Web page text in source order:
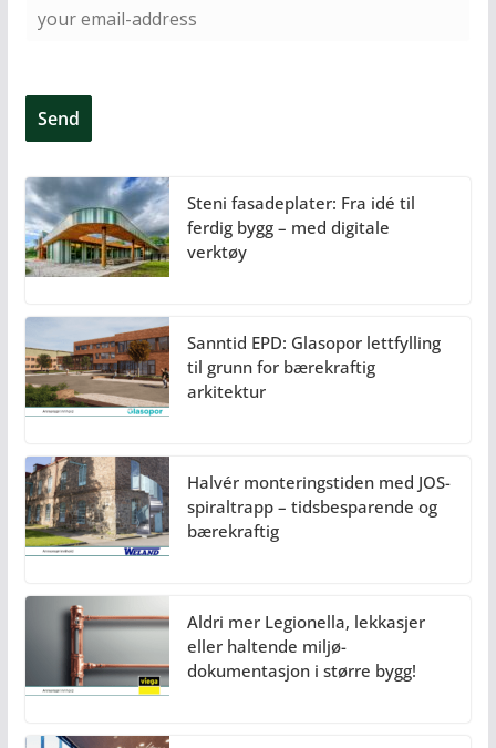
Steni fasadeplater: Fra idé til
ferdig bygg – med digitale
verktøy
Sanntid EPD: Glasopor lettfylling
til grunn for bærekraftig
arkitektur
Halvér monteringstiden med JOS-
spiraltrapp – tidsbesparende og
bærekraftig
Aldri mer Legionella, lekkasjer
eller haltende miljø-
dokumentasjon i større bygg!